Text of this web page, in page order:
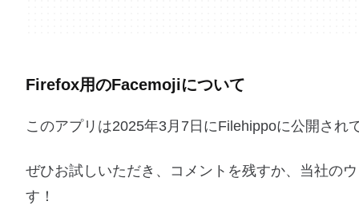
Firefox用のFacemojiについて
このアプリは2025年3月7日にFilehippoに公開され
ぜひお試しいただき、コメントを残すか、当社の
す！